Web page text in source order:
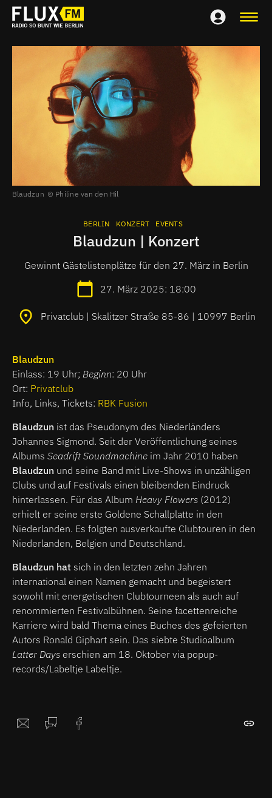
Blaudzun Philine van den Hil
BERLIN KONZERT EVENTS
Blaudzun | Konzert
Gewinnt Gästelistenplätze für den 27. März in Berlin
27. März 2025: 18:00
Privatclub | Skalitzer Straße 85-86 | 10997 Berlin
Blaudzun
Einlass: 19 Uhr; Beginn: 20 Uhr
Ort: Privatclub
Info, Links, Tickets: RBK Fusion
Blaudzun ist das Pseudonym des Niederländers
Johannes Sigmond. Seit der Veröffentlichung seines
Albums Seadrift Soundmachine im Jahr 2010 haben
Blaudzun und seine Band mit Live-Shows in unzähligen
Clubs und auf Festivals einen bleibenden Eindruck
hinterlassen. Für das Album Heavy Flowers (2012)
erhielt er seine erste Goldene Schallplatte in den
Niederlanden. Es folgten ausverkaufte Clubtouren in den
Niederlanden, Belgien und Deutschland.
Blaudzun hat sich in den letzten zehn Jahren
international einen Namen gemacht und begeistert
sowohl mit energetischen Clubtourneen als auch auf
renommierten Festivalbühnen. Seine facettenreiche
Karriere wird bald Thema eines Buches des gefeierten
Autors Ronald Giphart sein. Das siebte Studioalbum
Latter Days erschien am 18. Oktober via popup-
records/Labeltje Labeltje.